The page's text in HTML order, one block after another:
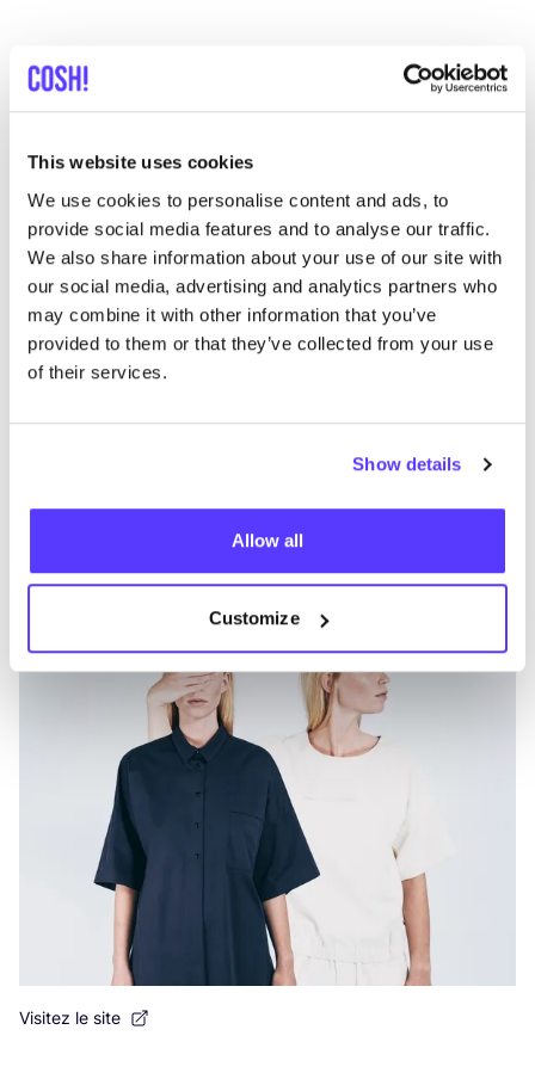
This website uses cookies
We use cookies to personalise content and ads, to
provide social media features and to analyse our traffic.
We also share information about your use of our site with
our social media, advertising and analytics partners who
may combine it with other information that you’ve
provided to them or that they’ve collected from your use
of their services.
Show details
Allow all
Customize
Autres marques
Vêtements Chemises & Chemisiers 2+
Visitez le site